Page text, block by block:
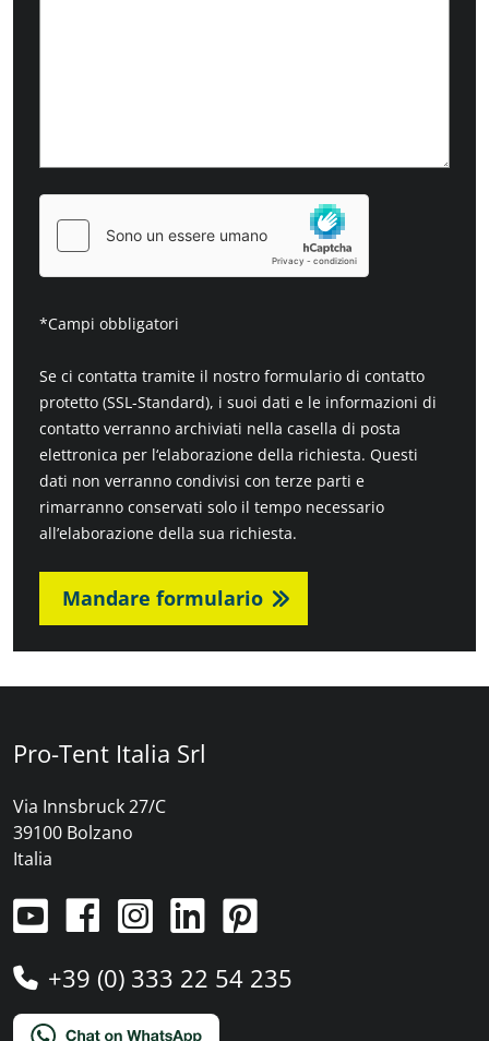
*Campi obbligatori
Se ci contatta tramite il nostro formulario di contatto
protetto (SSL-Standard), i suoi dati e le informazioni di
contatto verranno archiviati nella casella di posta
elettronica per l‘elaborazione della richiesta. Questi
dati non verranno condivisi con terze parti e
rimarranno conservati solo il tempo necessario
all’elaborazione della sua richiesta.
Mandare formulario
Pro-Tent Italia Srl
Via Innsbruck 27/C
39100 Bolzano
Italia
+39 (0) 333 22 54 235